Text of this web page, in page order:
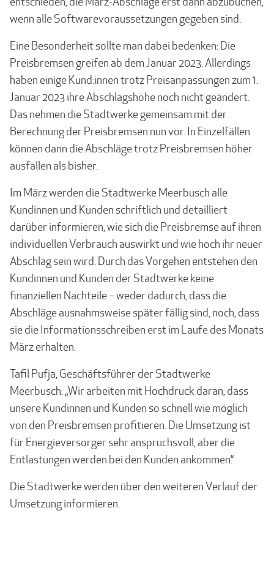
wenn alle Softwarevoraussetzungen gegeben sind.
Eine Besonderheit sollte man dabei bedenken: Die
Preisbremsen greifen ab dem Januar 2023. Allerdings
haben einige Kund:innen trotz Preisanpassungen zum 1.
Januar 2023 ihre Abschlagshöhe noch nicht geändert.
Das nehmen die Stadtwerke gemeinsam mit der
Berechnung der Preisbremsen nun vor. In Einzelfällen
können dann die Abschläge trotz Preisbremsen höher
ausfallen als bisher.
Im März werden die Stadtwerke Meerbusch alle
Kundinnen und Kunden schriftlich und detailliert
darüber informieren, wie sich die Preisbremse auf ihren
individuellen Verbrauch auswirkt und wie hoch ihr neuer
Abschlag sein wird. Durch das Vorgehen entstehen den
Kundinnen und Kunden der Stadtwerke keine
finanziellen Nachteile – weder dadurch, dass die
Abschläge ausnahmsweise später fällig sind, noch, dass
sie die Informationsschreiben erst im Laufe des Monats
März erhalten.
Tafil Pufja, Geschäftsführer der Stadtwerke
Meerbusch: „Wir arbeiten mit Hochdruck daran, dass
unsere Kundinnen und Kunden so schnell wie möglich
von den Preisbremsen profitieren. Die Umsetzung ist
für Energieversorger sehr anspruchsvoll, aber die
Entlastungen werden bei den Kunden ankommen.“
Die Stadtwerke werden über den weiteren Verlauf der
Umsetzung informieren.